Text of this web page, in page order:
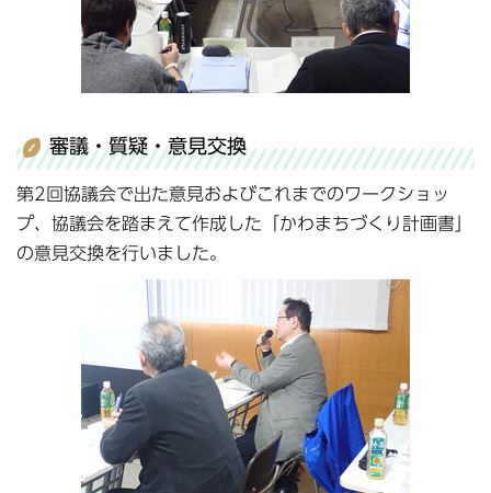
審議・質疑・意見交換
第2回協議会で出た意見およびこれまでのワークショッ
プ、協議会を踏まえて作成した「かわまちづくり計画書」
の意見交換を行いました。